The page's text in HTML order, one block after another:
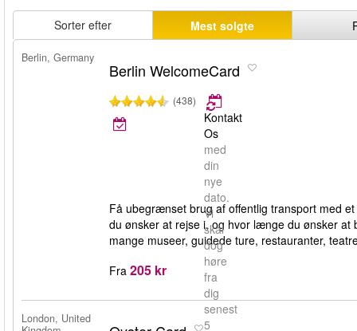
Sorter efter Mest solgte
Berlin, Germany
Berlin WelcomeCard
(438)
Kontakt
Os
med
din
nye
dato.
Vi
skal
dog
høre
fra
dig
senest
5
Få ubegrænset brug af offentlig transport med
du ønsker at rejse i, og hvor længe du ønsker
mange museer, guidede ture, restauranter,
Fra 205 kr
London, United